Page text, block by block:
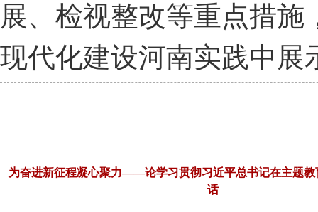
展、检视整改等重点措
现代化建设河南实践中展
为奋进新征程凝心聚力——论学习贯彻习近平总书记在主题教
话